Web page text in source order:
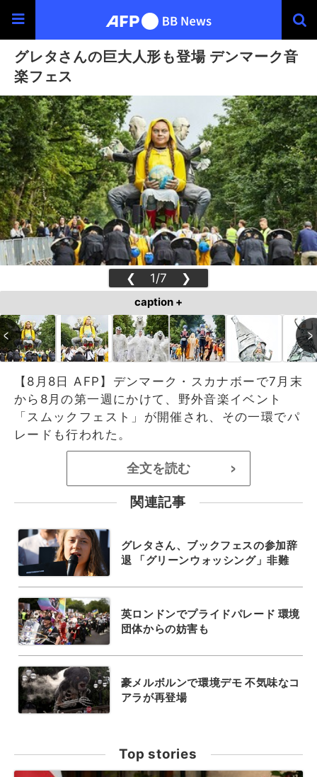
グレタさんの巨大人形も登場 デンマーク音
楽フェス
❮ 1/7 ❯
caption +
【8月8日 AFP】デンマーク・スカナボーで7月末
から8月の第一週にかけて、野外音楽イベント
「スムックフェスト」が開催され、その一環でパ
レードも行われた。
全文を読む >
関連記事
グレタさん、ブックフェスの参加辞
退 「グリーンウォッシング」非難
英ロンドンでプライドパレード 環境
団体からの妨害も
豪メルボルンで環境デモ 不気味なコ
アラが再登場
Top stories